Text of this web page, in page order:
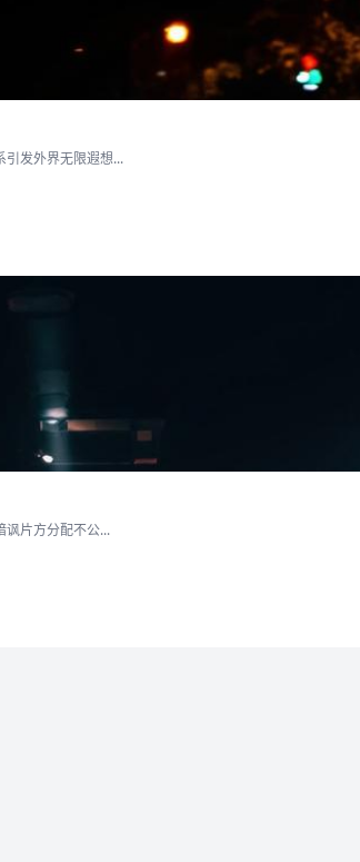
引发外界无限遐想...
讽片方分配不公...